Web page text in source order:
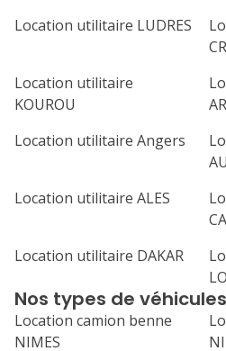
Location utilitaire LUDRES
Location utilitaire
KOUROU
Location utilitaire Angers
Location utilitaire ALES
Location utilitaire DAKAR
Nos types de véhicules
Location camion benne
NIMES